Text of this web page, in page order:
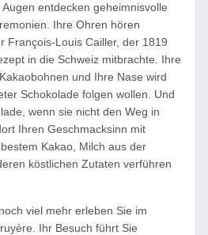
entdecken geheimnisvolle
Ihre Ohren hören
François-Louis Cailler, der 1819
in die Schweiz mitbrachte. Ihre
und Ihre Nase wird
Schokolade folgen wollen. Und
wenn sie nicht den Weg in
Ihren Geschmacksinn mit
Kakao, Milch aus der
köstlichen Zutaten verführen
viel mehr erleben Sie im
Ihr Besuch führt Sie